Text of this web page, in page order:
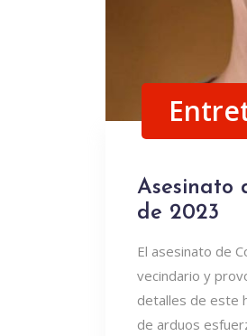
Asesinato
de 2023
El asesinato de
vecindario y
detalles de este
de arduos